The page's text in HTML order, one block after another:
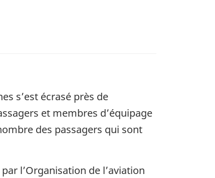
s’est écrasé près de
et membres d’équipage
des passagers qui sont
l’Organisation de l’aviation